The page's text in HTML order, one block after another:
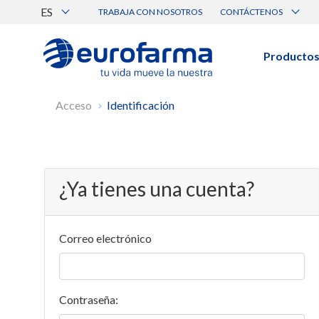
ES TRABAJA CON NOSOTROS CONTÁCTENOS
Canal de Ética Eurofarma
Productos
BUSCAR PRODUCTOS
BUSCAR POR CATEGORÍA
Genéricos
Acceso Identificación
¿Ya tienes una cuenta?
Correo electrónico
Contraseña: